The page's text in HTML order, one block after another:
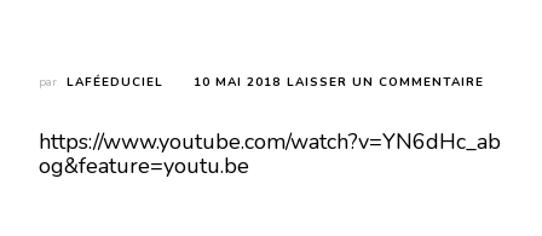
par LAFÉEDUCIEL 10 MAI 2018 LAISSER UN COMMENTAIRE
DE
https://www.youtube.com/watch?v=YN6dHc_ab
og&feature=youtu.be